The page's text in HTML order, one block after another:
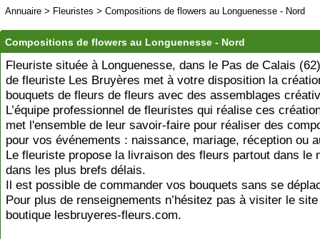
Annuaire > Fleuristes > Compositions de flowers au Longuenesse - Nord
Compositions de flowers au Longuenesse - Nord
Fleuriste située à Longuenesse, dans le Pas de Calais
de fleuriste Les Bruyères met à votre disposition la
bouquets de fleurs de fleurs avec des assemblages
L’équipe professionnel de fleuristes qui réalise ces
met l'ensemble de leur savoir-faire pour réaliser des
pour vos événements : naissance, mariage, réception ou
Le fleuriste propose la livraison des fleurs partout dans le
dans les plus brefs délais.
Il est possible de commander vos bouquets sans se
Pour plus de renseignements n’hésitez pas à visiter le
boutique lesbruyeres-fleurs.com.